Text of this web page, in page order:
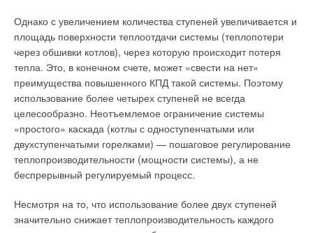
Однако с увеличением количества ступеней увеличивается и
площадь поверхности теплоотдачи системы (теплопотери
через обшивки котлов), через которую происходит потеря
тепла. Это, в конечном счете, может «свести на нет»
преимущества повышенного КПД такой системы. Поэтому
использование более четырех ступеней не всегда
целесообразно. Неотъемлемое ограничение системы
«простого» каскада (котлы с одноступенчатыми или
двухступенчатыми горелками) — пошаговое регулирование
теплопроизводительности (мощности системы), а не
беспрерывный регулируемый процесс.
Несмотря на то, что использование более двух ступеней
значительно снижает теплопроизводительность каждого
учетом нашего опыта. Сегодня тем, кто устанавливает
системы поквартирного отопления, работать гораздо проще.
А какие факторы, на Ваш взгляд, имеют решающее
значение при проведении эксперимента, подобного
белгородскому?
E.C: Очень важный фактор — выбор партнеров по поставке
оборудования. Безусловно, огромное значение также имеет
качество самого оборудования, его надежность в условиях
российского климата. Перед тем, как выбрать поставщиков
переговоры с несколькими компаниями, в т.ч. с «Мерлони
Термосанитари Русь», производителем котловAriston.
Магнитный клапан своим диапазоном управления в пять раз
превышает лучшие стандартные клапаны (1:1000 против
1:200). Это положительно влияет на управление при почти
закрытом клапане, что предотвращает возникновение
гидравлического шума.
Расширенная электроника управления
Магнитный клапан оснащен современной электроникой,
которая преобразует входной сигнал от контроллера в
движение штока клапана. С помощью настроек на
электронной плате привода определяется требуемое
поведение клапана для конкретной установки. Магнитный